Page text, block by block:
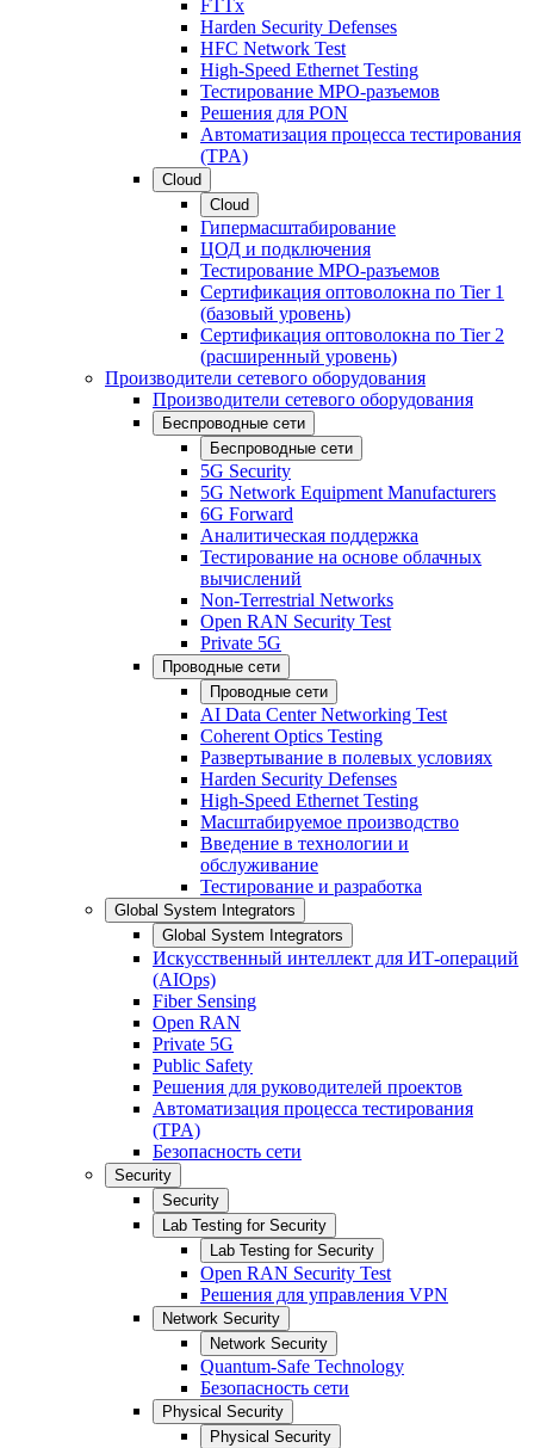
FTTx
Harden Security Defenses
HFC Network Test
High-Speed Ethernet Testing
Тестирование МРО-разъемов
Решения для PON
Автоматизация процесса тестирования
(TPA)
Cloud
Cloud
Гипермасштабирование
ЦОД и подключения
Тестирование МРО-разъемов
Сертификация оптоволокна по Tier 1
(базовый уровень)
Сертификация оптоволокна по Tier 2
(расширенный уровень)
Производители сетевого оборудования
Производители сетевого оборудования
Беспроводные сети
Беспроводные сети
5G Security
5G Network Equipment Manufacturers
6G Forward
Аналитическая поддержка
Тестирование на основе облачных
вычислений
Non-Terrestrial Networks
Open RAN Security Test
Private 5G
Проводные сети
Проводные сети
AI Data Center Networking Test
Coherent Optics Testing
Развертывание в полевых условиях
Harden Security Defenses
High-Speed Ethernet Testing
Масштабируемое производство
Введение в технологии и
обслуживание
Тестирование и разработка
Global System Integrators
Global System Integrators
Искусственный интеллект для ИТ-операций
(AIOps)
Fiber Sensing
Open RAN
Private 5G
Public Safety
Решения для руководителей проектов
Автоматизация процесса тестирования
(TPA)
Безопасность сети
Security
Security
Lab Testing for Security
Lab Testing for Security
Open RAN Security Test
Решения для управления VPN
Network Security
Network Security
Quantum-Safe Technology
Безопасность сети
Physical Security
Physical Security